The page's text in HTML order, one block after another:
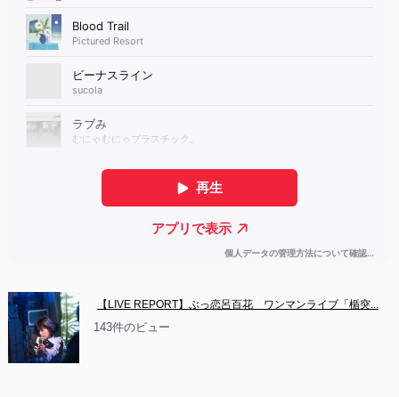
【LIVE REPORT】ぶっ恋呂百花　ワンマンライブ「楯突...
143件のビュー